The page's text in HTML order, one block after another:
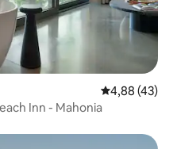
Évaluation
4,88 (43)
Inn - Mahonia